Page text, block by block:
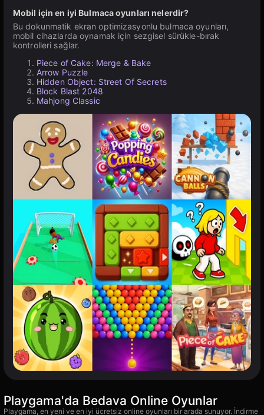
Mobil için en iyi Bulmaca oyunları nelerdir?
Bu dokunmatik ekran optimizasyonlu bulmaca oyunları,
mobil cihazlarda oynamak için sezgisel sürükle-bırak
kontrolleri sağlar.
Piece of Cake: Merge & Bake
Arrow Puzzle
Hidden Object: Street Of Secrets
Block Blast 2048
Mahjong Classic
Playgama'da Bedava Online Oyunlar
Playgama, en yeni ve en iyi ücretsiz online oyunları bir arada sunuyor. İndirme